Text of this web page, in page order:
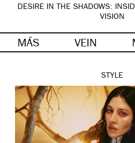
DESIRE IN THE SHADOWS:
VISION
MÁS VEIN
STYLE